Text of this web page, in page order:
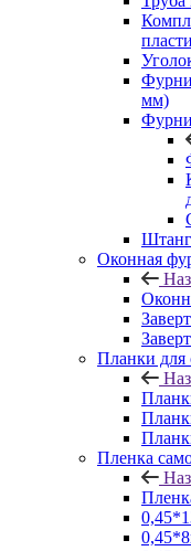
мм)
Оконная
Планки для
Пленка